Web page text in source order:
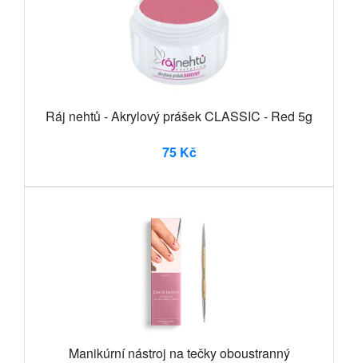
Ráj nehtů - Akrylový prášek CLASSIC - Red 5g
75 Kč
Manikúrní nástroj na tečky oboustranný